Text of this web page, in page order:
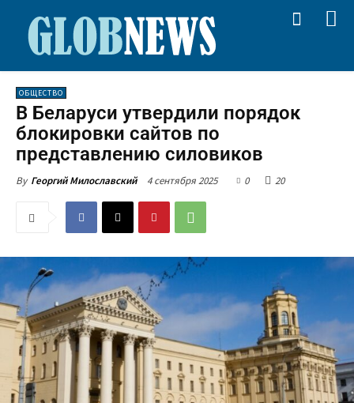
ОБЩЕСТВО
В Беларуси утвердили порядок
блокировки сайтов по
представлению силовиков
By Георгий Милославский 4 сентября 2025 0 20